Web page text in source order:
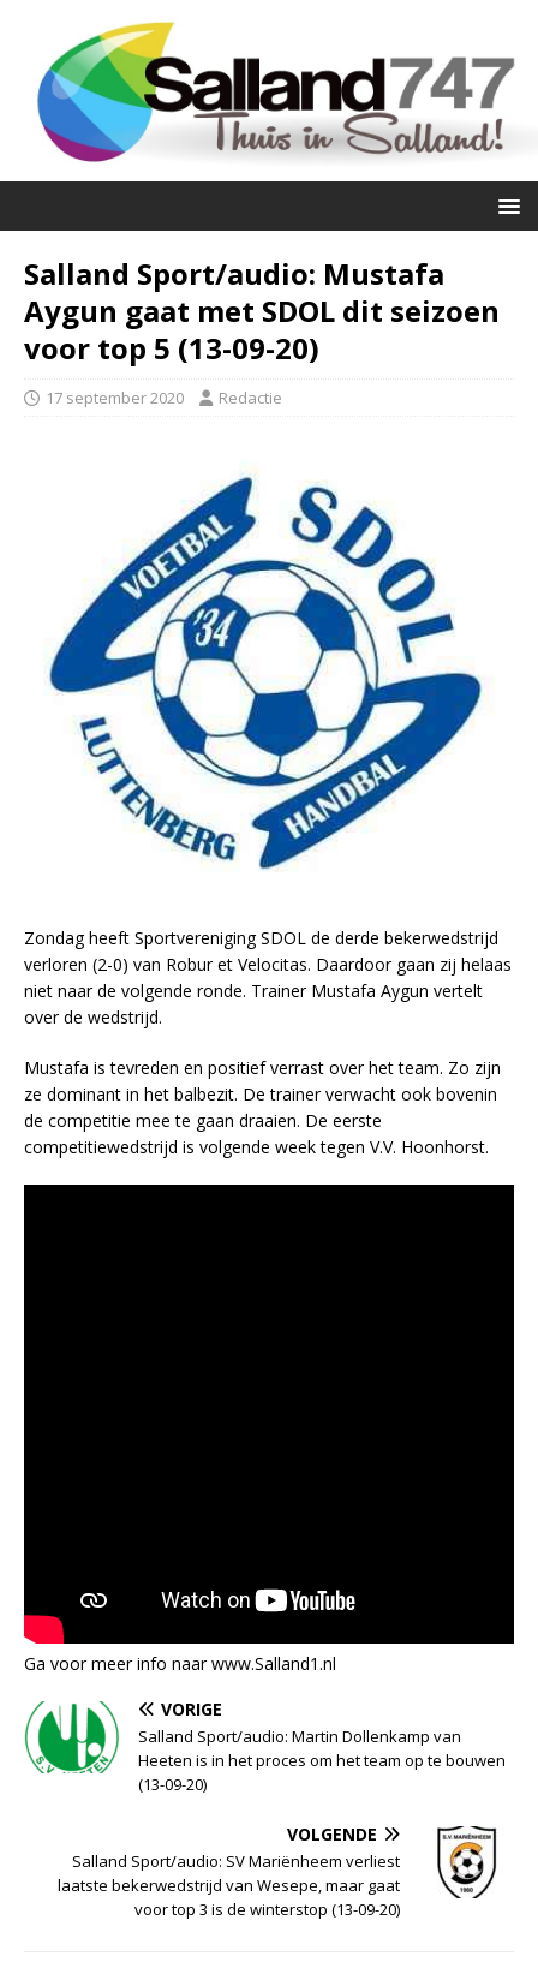
Salland Sport/audio: Mustafa
Aygun gaat met SDOL dit seizoen
voor top 5 (13-09-20)
17 september 2020 Redactie
Zondag heeft Sportvereniging SDOL de derde bekerwedstrijd
verloren (2-0) van Robur et Velocitas. Daardoor gaan zij helaas
niet naar de volgende ronde. Trainer Mustafa Aygun vertelt
over de wedstrijd.
Mustafa is tevreden en positief verrast over het team. Zo zijn
ze dominant in het balbezit. De trainer verwacht ook bovenin
de competitie mee te gaan draaien. De eerste
competitiewedstrijd is volgende week tegen V.V. Hoonhorst.
Ga voor meer info naar www.Salland1.nl
VORIGE
Salland Sport/audio: Martin Dollenkamp van
Heeten is in het proces om het team op te bouwen
(13-09-20)
VOLGENDE
Salland Sport/audio: SV Mariënheem verliest
laatste bekerwedstrijd van Wesepe, maar gaat
voor top 3 is de winterstop (13-09-20)